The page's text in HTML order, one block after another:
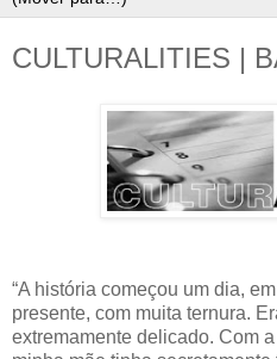
CULTURALITIES |
“A história começou um dia,
presente, com muita ternura.
extremamente delicado. Com